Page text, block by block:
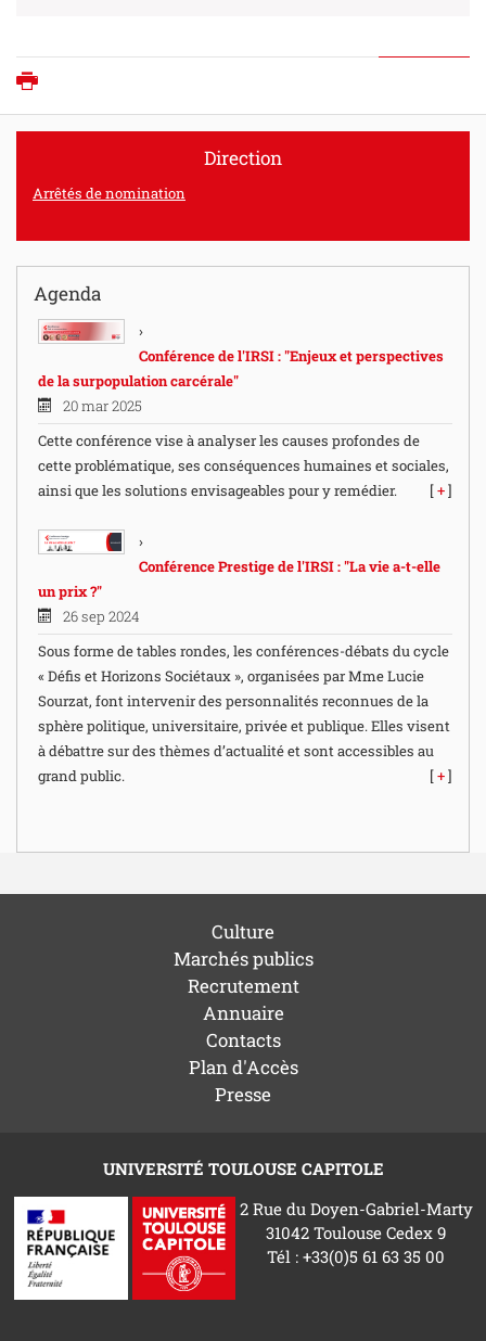
Direction
Arrêtés de nomination
Agenda
Conférence de l'IRSI : "Enjeux et perspectives
de la surpopulation carcérale"
20 mar 2025
Cette conférence vise à analyser les causes profondes de
cette problématique, ses conséquences humaines et sociales,
ainsi que les solutions envisageables pour y remédier.
[+]
Conférence Prestige de l'IRSI : "La vie a-t-elle
un prix ?"
26 sep 2024
Sous forme de tables rondes, les conférences-débats du cycle
« Défis et Horizons Sociétaux », organisées par Mme Lucie
Sourzat, font intervenir des personnalités reconnues de la
sphère politique, universitaire, privée et publique. Elles visent
à débattre sur des thèmes d’actualité et sont accessibles au
grand public.
[+]
Culture
Marchés publics
Recrutement
Annuaire
Contacts
Plan d'Accès
Presse
UNIVERSITÉ TOULOUSE CAPITOLE
2 Rue du Doyen-Gabriel-Marty
31042 Toulouse Cedex 9
Tél : +33(0)5 61 63 35 00